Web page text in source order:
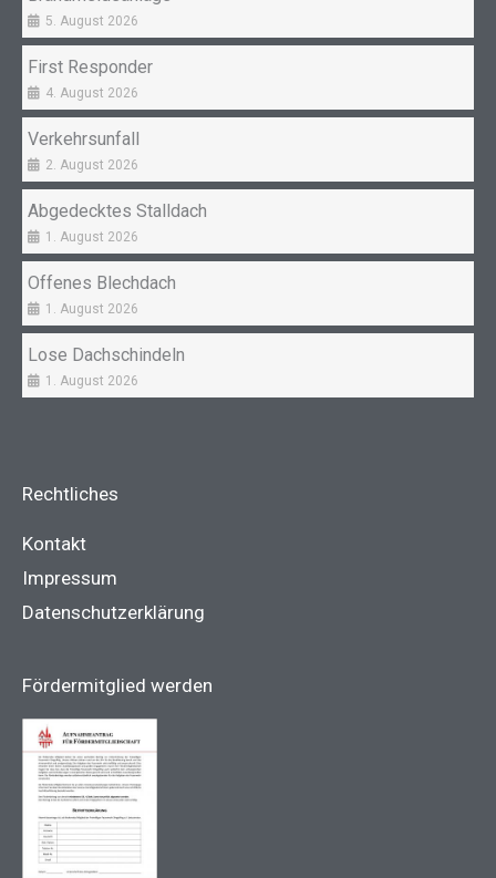
5. August 2026
First Responder
4. August 2026
Verkehrsunfall
2. August 2026
Abgedecktes Stalldach
1. August 2026
Offenes Blechdach
1. August 2026
Lose Dachschindeln
1. August 2026
Rechtliches
Kontakt
Impressum
Datenschutzerklärung
Fördermitglied werden